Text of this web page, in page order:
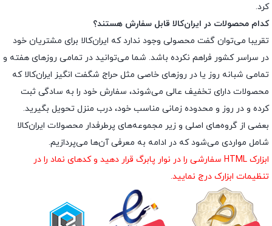
کرد.
کدام محصولات در ایران‌کالا قابل سفارش هستند؟
تقریبا می‌توان گفت محصولی وجود ندارد که ایران‌کالا برای مشتریان خود
در سراسر کشور فراهم نکرده باشد. شما می‌توانید در تمامی روزهای هفته و
تمامی شبانه روز یا در روزهای خاصی مثل حراج شگفت انگیز ایران‌کالا که
محصولات دارای تخفیف عالی می‌شوند، سفارش خود را به سادگی ثبت
کرده و در روز و محدوده زمانی مناسب خود، درب منزل تحویل بگیرید.
بعضی از گروه‌های اصلی و زیر مجموعه‌های پرطرفدار محصولات ایران‌کالا
شامل مواردی می‌شود که در ادامه به معرفی آن‌ها می‌پردازیم.
ابزارک HTML سفارشی را در نوار پابرگ قرار دهید و کدهای نماد را در
تنظیمات ابزارک درج نمایید.